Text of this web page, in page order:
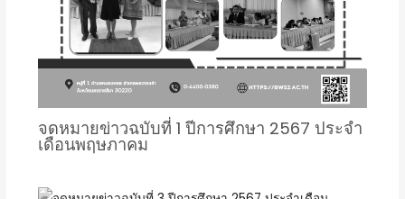
จดหมายข่าวฉบับที่ 1 ปีการศึกษา 2567 ประจำ
เดือนพฤษภาคม